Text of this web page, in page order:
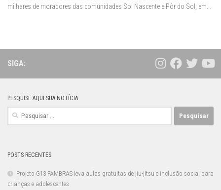
milhares de moradores das comunidades Sol Nascente e Pôr do Sol, em...
SIGA:
PESQUISE AQUI SUA NOTÍCIA
Pesquisar
POSTS RECENTES
Projeto G13 FAMBRAS leva aulas gratuitas de jiu-jítsu e inclusão social para
crianças e adolescentes